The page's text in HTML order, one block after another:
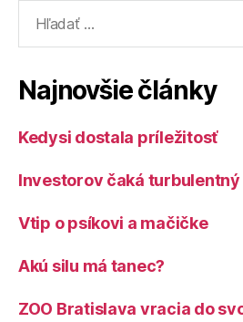
Najnovšie články
Kedysi dostala príležitosť
Investorov čaká
Vtip o psíkovi a mačičke
Akú silu má tanec?
ZOO Bratislava vracia do